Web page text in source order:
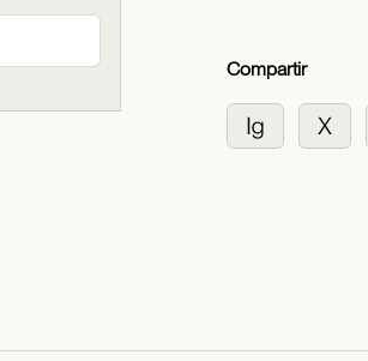
Compartir